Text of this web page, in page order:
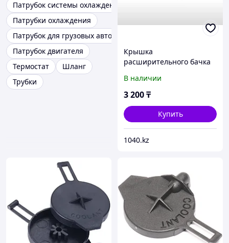
Патрубок системы охлаждения
Патрубки охлаждения
Патрубок для грузовых автомобилей
Патрубок двигателя
Термостат
Шланг
Трубки
Крышка
расширительного бачка
В наличии
3 200₸
Купить
1040.kz